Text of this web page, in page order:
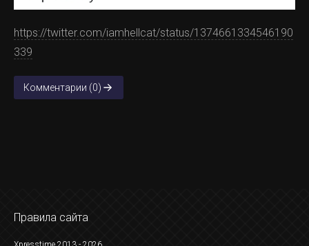
https://twitter.com/iamhellcat/status/1374661334546190
339
Комментарии (0)
Правила сайта